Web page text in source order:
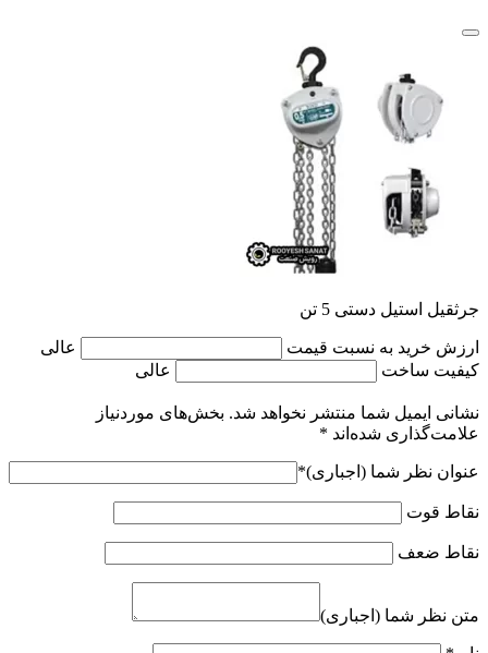
جرثقیل استیل دستی 5 تن
ارزش خرید به نسبت قیمت
عالی
کیفیت ساخت
عالی
نشانی ایمیل شما منتشر نخواهد شد. بخش‌های موردنیاز
علامت‌گذاری شده‌اند *
عنوان نظر شما (اجباری)*
نقاط قوت
نقاط ضعف
متن نظر شما (اجباری)